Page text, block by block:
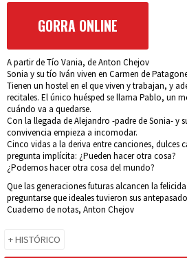
GORRA ONLINE
A partir de Tío Vania, de Anton Chejov
Sonia y su tío Iván viven en Carmen de
Tienen un hostel en el que viven y trabajan, y
recitales. El único huésped se llama Pablo, un
cuándo va a quedarse.
Con la llegada de Alejandro -padre de Sonia- y
convivencia empieza a incomodar.
Cinco vidas a la deriva entre canciones, dulces
pregunta implícita: ¿Pueden hacer otra cosa?
¿Podemos hacer otra cosa del mundo?
Que las generaciones futuras alcancen la
preguntarse que ideales tuvieron sus
Cuaderno de notas, Anton Chejov
+ HISTÓRICO